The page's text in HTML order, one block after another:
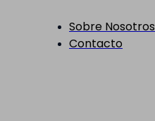
Sobre Nosotros
Contacto